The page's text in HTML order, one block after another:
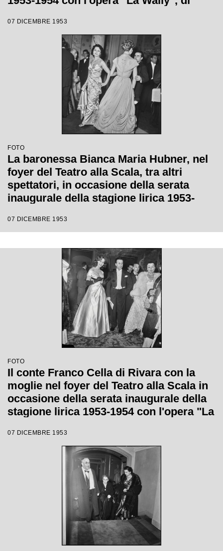
Giulini, con la regia di Tatiana Pavlova
07 DICEMBRE 1953
FOTO
La baronessa Bianca Maria Hubner, nel
foyer del Teatro alla Scala, tra altri
spettatori, in occasione della serata
inaugurale della stagione lirica 1953-
Catalani, diretta da Carlo Maria Giulini,
07 DICEMBRE 1953
FOTO
Il conte Franco Cella di Rivara con la
moglie nel foyer del Teatro alla Scala in
occasione della serata inaugurale della
stagione lirica 1953-1954 con l'opera "La
Carlo Maria Giulini, con la regia di
Tatiana Pavlova
07 DICEMBRE 1953